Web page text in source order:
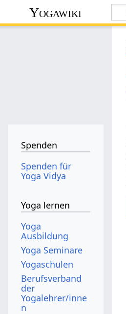
Yogawiki
Spenden
Spenden für
Yoga Vidya
Yoga lernen
Yoga
Ausbildung
Yoga Seminare
Yogaschulen
Berufsverband
der
Yogalehrer/inne
n